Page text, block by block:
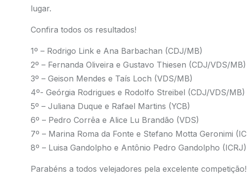
lugar.
Confira todos os resultados!
1º – Rodrigo Link e Ana Barbachan (CDJ/MB)
2º – Fernanda Oliveira e Gustavo Thiesen (CDJ/VDS/MB)
3º – Geison Mendes e Taís Loch (VDS/MB)
4º- Geórgia Rodrigues e Rodolfo Streibel (CDJ/VDS/MB)
5º – Juliana Duque e Rafael Martins (YCB)
6º – Pedro Corrêa e Alice Lu Brandão (VDS)
7º – Marina Roma da Fonte e Stefano Motta Geronimi
8º – Luisa Gandolpho e Antônio Pedro Gandolpho (ICRJ)
Parabéns a todos velejadores pela excelente competição!